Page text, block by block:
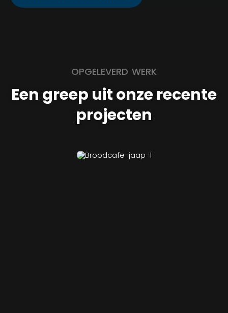
OPGELEVERD WERK
Een greep uit onze recente
projecten